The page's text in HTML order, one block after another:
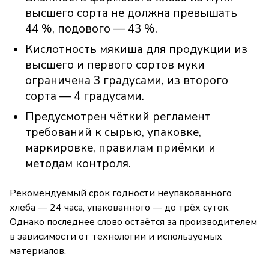
высшего сорта не должна превышать
44 %, подового — 43 %.
Кислотность мякиша для продукции из
высшего и первого сортов муки
ограничена 3 градусами, из второго
сорта — 4 градусами.
Предусмотрен чёткий регламент
требований к сырью, упаковке,
маркировке, правилам приёмки и
методам контроля.
Рекомендуемый срок годности неупакованного
хлеба — 24 часа, упакованного — до трёх суток.
Однако последнее слово остаётся за производителем
в зависимости от технологии и используемых
материалов.